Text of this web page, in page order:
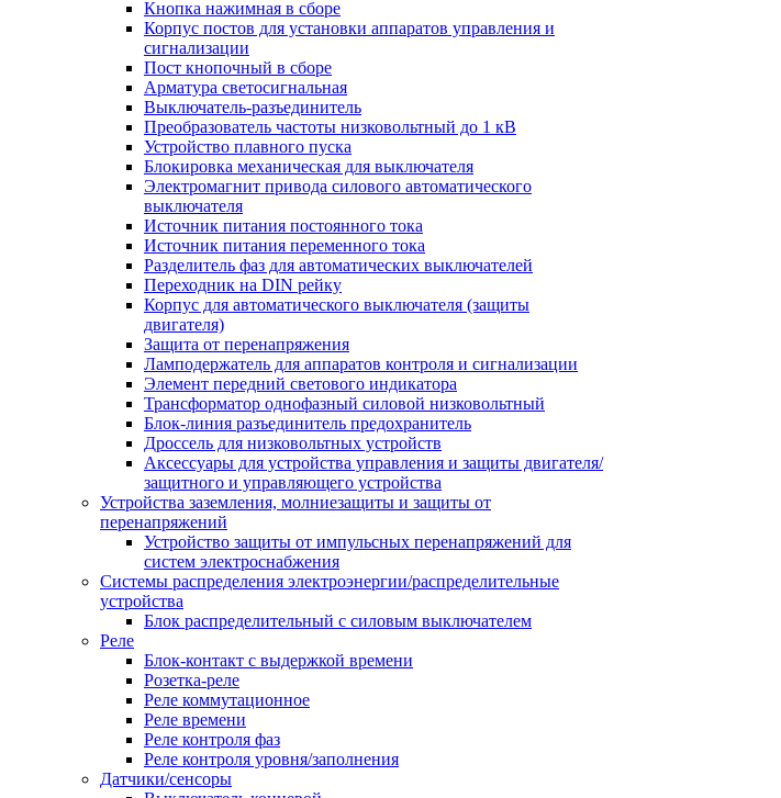
Кнопка нажимная в сборе
Корпус постов для установки аппаратов управления и
сигнализации
Пост кнопочный в сборе
Арматура светосигнальная
Выключатель-разъединитель
Преобразователь частоты низковольтный до 1 кВ
Устройство плавного пуска
Блокировка механическая для выключателя
Электромагнит привода силового автоматического
выключателя
Источник питания постоянного тока
Источник питания переменного тока
Разделитель фаз для автоматических выключателей
Переходник на DIN рейку
Корпус для автоматического выключателя (защиты
двигателя)
Защита от перенапряжения
Ламподержатель для аппаратов контроля и сигнализации
Элемент передний светового индикатора
Трансформатор однофазный силовой низковольтный
Блок-линия разъединитель предохранитель
Дроссель для низковольтных устройств
Аксессуары для устройства управления и защиты двигателя/
защитного и управляющего устройства
Устройства заземления, молниезащиты и защиты от
перенапряжений
Устройство защиты от импульсных перенапряжений для
систем электроснабжения
Системы распределения электроэнергии/распределительные
устройства
Блок распределительный с силовым выключателем
Реле
Блок-контакт с выдержкой времени
Розетка-реле
Реле коммутационное
Реле времени
Реле контроля фаз
Реле контроля уровня/заполнения
Датчики/сенсоры